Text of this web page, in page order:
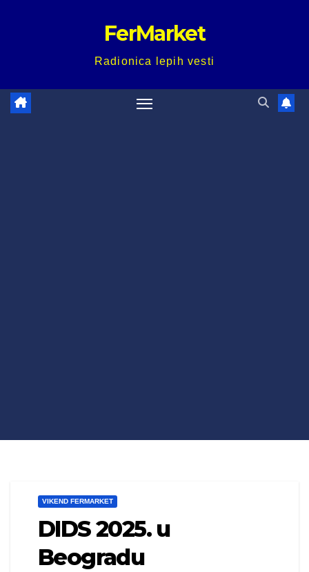
FerMarket
Radionica lepih vesti
VIKEND FERMARKET
DIDS 2025. u
Beogradu